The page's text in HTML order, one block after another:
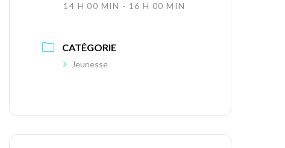
14 H 00 MIN - 16 H 00 MIN
CATÉGORIE
Jeunesse